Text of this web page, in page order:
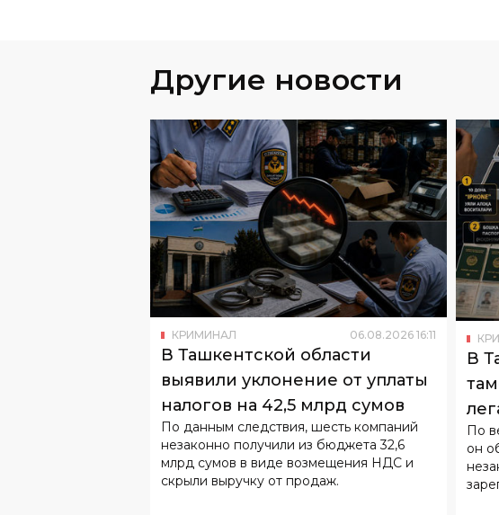
Другие новости
КРИМИНАЛ 06.08.2026 16:11
В Ташкентской области
выявили уклонение от уплаты
налогов на 42,5 млрд сумов
По данным следствия, шесть компаний
незаконно получили из бюджета 32,6
млрд сумов в виде возмещения НДС и
скрыли выручку от продаж.
В
По
он